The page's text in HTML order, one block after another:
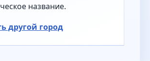
название.
другой город